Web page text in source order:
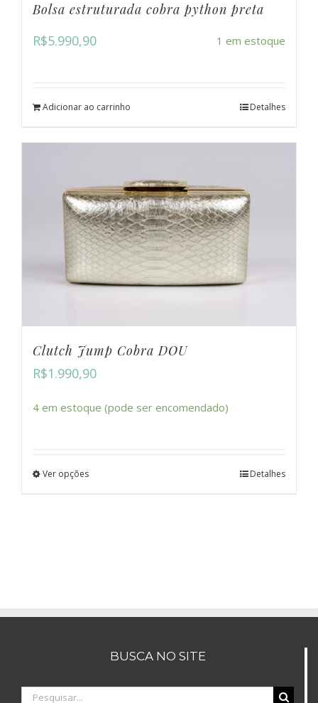
Bolsa estruturada cobra python preta
R$5.990,90 1 em estoque
Adicionar ao carrinho Detalhes
Clutch Jump Cobra DOU
R$1.990,90
4 em estoque (pode ser encomendado)
Ver opções Detalhes
BUSCA NO SITE
Buscar